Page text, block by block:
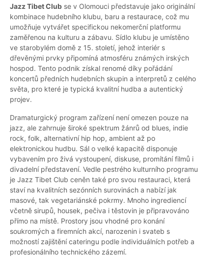
Jazz Tibet Club se v Olomouci představuje jako originální
kombinace hudebního klubu, baru a restaurace, což mu
umožňuje vytvářet specifickou nekomerční platformu
zaměřenou na kulturu a zábavu. Sídlo klubu je umístěno
ve starobylém domě z 15. století, jehož interiér s
dřevěnými prvky připomíná atmosféru známých irských
hospod. Tento podnik získal renomé díky pořádání
koncertů předních hudebních skupin a interpretů z celého
světa, pro které je typická kvalitní hudba a autentický
projev.
Dramaturgický program zařízení není omezen pouze na
jazz, ale zahrnuje široké spektrum žánrů od blues, indie
rock, folk, alternativní hip hop, ambient až po
elektronickou hudbu. Sál o velké kapacitě disponuje
vybavením pro živá vystoupení, diskuse, promítání filmů i
divadelní představení. Vedle pestrého kulturního programu
je Jazz Tibet Club ceněn také pro svou restauraci, která
staví na kvalitních sezónních surovinách a nabízí jak
masové, tak vegetariánské pokrmy. Mnoho ingrediencí
včetně sirupů, housek, pečiva i těstovin je připravováno
přímo na místě. Prostory jsou vhodné pro konání
soukromých a firemních akcí, narozenin i svateb s
možností zajištění cateringu podle individuálních potřeb a
profesionálního technického zázemí.